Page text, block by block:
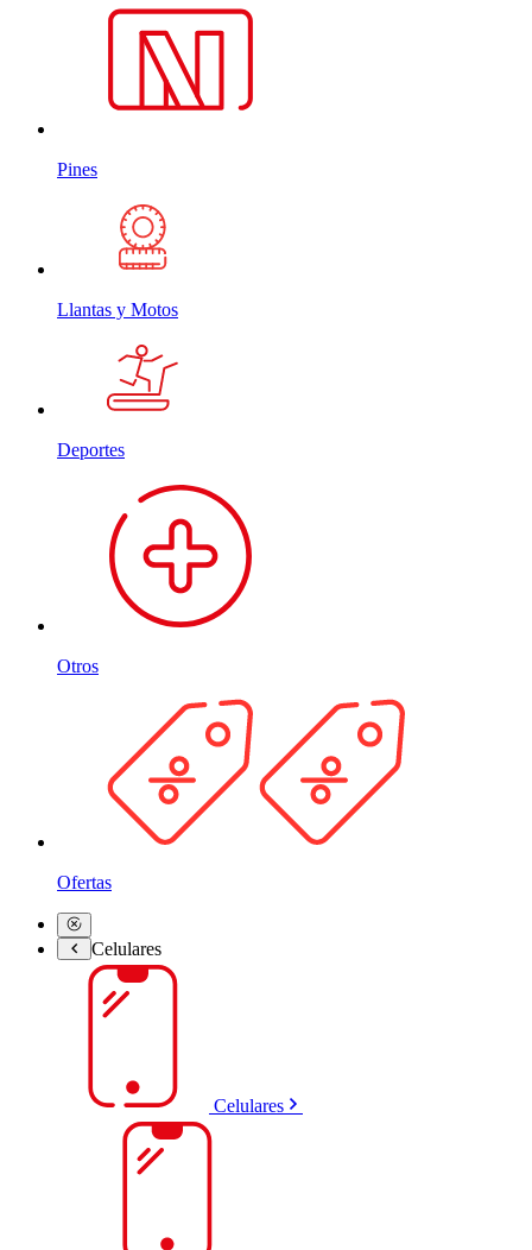
Pines
Llantas y Motos
Deportes
Otros
Ofertas
Celulares
Celulares